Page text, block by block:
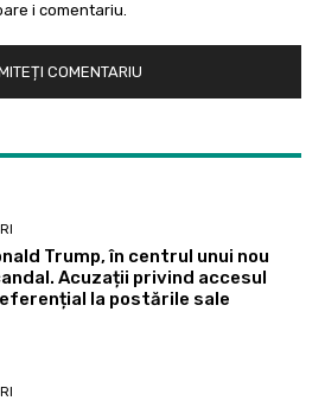
i comentariu.
Trump, în centrul unui nou
Acuzații privind accesul
la postările sale